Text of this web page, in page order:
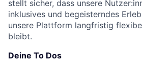
stellt sicher, dass unsere
inklusives und begeisterndes
unsere Plattform langfristig
bleibt.
Deine To Dos